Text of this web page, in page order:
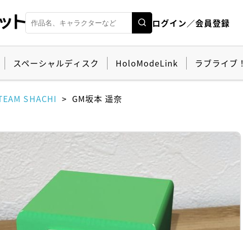
ログイン／会員登録
スペーシャルディスク HoloModeLink ラブライブ！
SHACHI GM坂本 遥奈